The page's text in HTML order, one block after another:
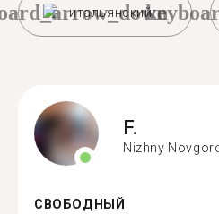
итальянский
F.
Nizhny
СВОБОДНЫЙ